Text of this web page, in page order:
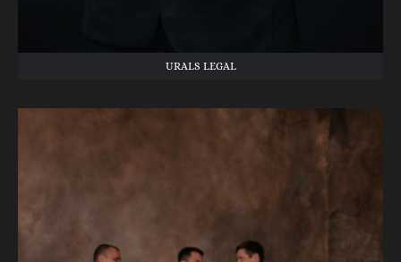
URALS LEGAL